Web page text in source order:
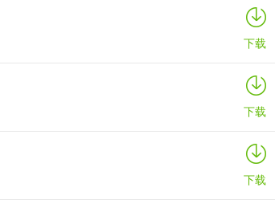
工坊、蹦床夺杯、鱼池吞食等趣味玩法。还有隐藏彩
物；
下载
下载
下载